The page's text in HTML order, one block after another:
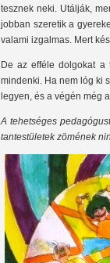
tesznek neki. Utálják,
jobban szeretik a
valami izgalmas. Mert
De az efféle dolgokat a
mindenki. Ha nem lóg ki
legyen, és a végén még
A tehetséges
tantestületek zömének